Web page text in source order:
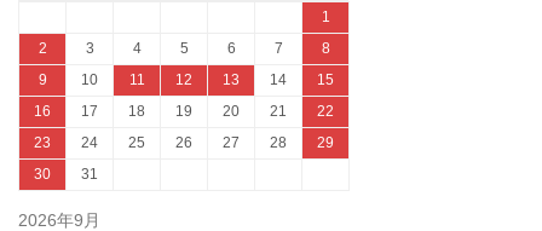
1
2
3 4 5 6 7
8
9
10 11 12 13 14
15
16
17 18 19 20 21
22
23
24 25 26 27 28
29
30
31
2026年9月